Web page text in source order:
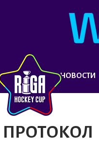
НОВОСТИ
ПРОТОКОЛ